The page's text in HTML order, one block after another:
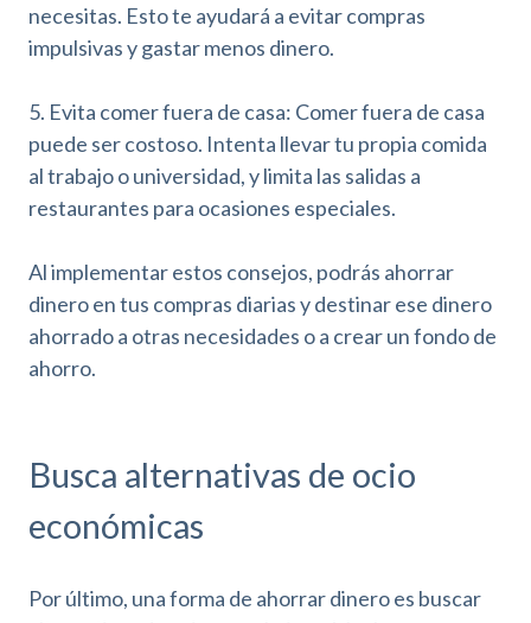
necesitas. Esto te ayudará a evitar compras
impulsivas y gastar menos dinero.
5. Evita comer fuera de casa: Comer fuera de casa
puede ser costoso. Intenta llevar tu propia comida
al trabajo o universidad, y limita las salidas a
restaurantes para ocasiones especiales.
Al implementar estos consejos, podrás ahorrar
dinero en tus compras diarias y destinar ese dinero
ahorrado a otras necesidades o a crear un fondo de
ahorro.
Busca alternativas de ocio
económicas
Por último, una forma de ahorrar dinero es buscar